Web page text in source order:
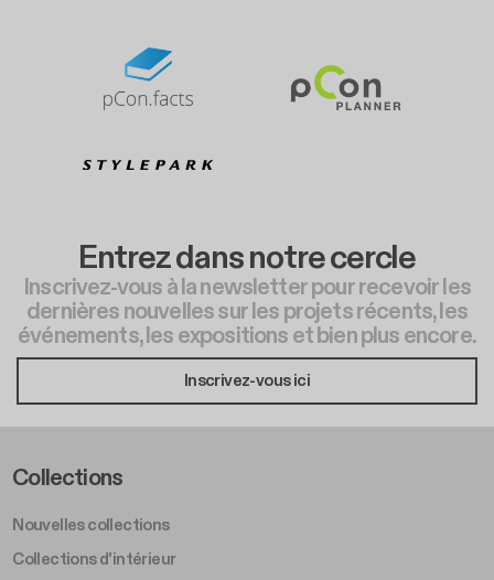
Entrez dans notre cercle
Inscrivez-vous à la newsletter pour recevoir les
dernières nouvelles sur les projets récents, les
événements, les expositions et bien plus encore.
Inscrivez-vous ici
Footer Left Middle A
Collections
Nouvelles collections
Collections d'intérieur